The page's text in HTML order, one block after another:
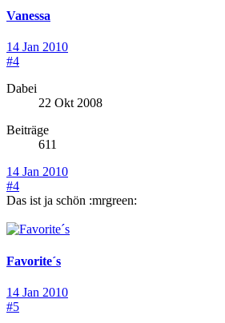
Vanessa
14 Jan 2010
#4
Dabei
22 Okt 2008
Beiträge
611
14 Jan 2010
#4
Das ist ja schön :mrgreen:
Favorite´s
14 Jan 2010
#5